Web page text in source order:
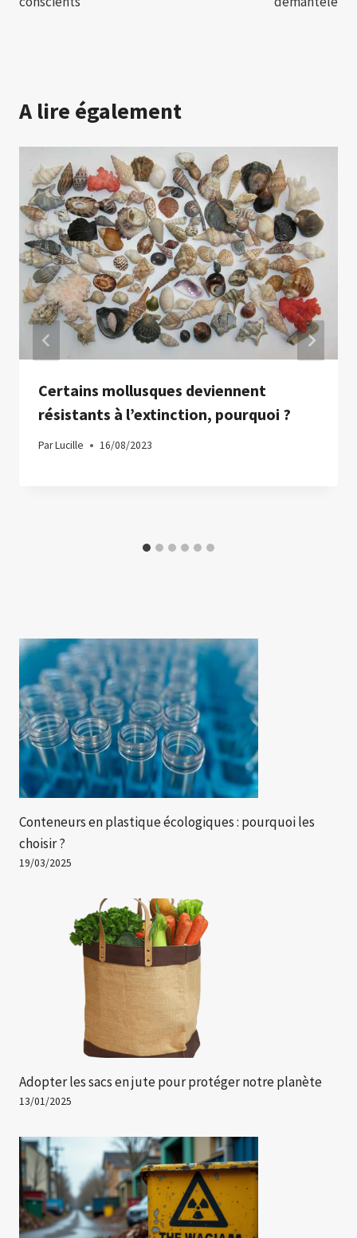
A lire également
Certains mollusques deviennent
résistants à l’extinction, pourquoi ?
ParLucille 16/08/2023
Conteneurs en plastique écologiques : pourquoi les
choisir ?
19/03/2025
Adopter les sacs en jute pour protéger notre planète
13/01/2025